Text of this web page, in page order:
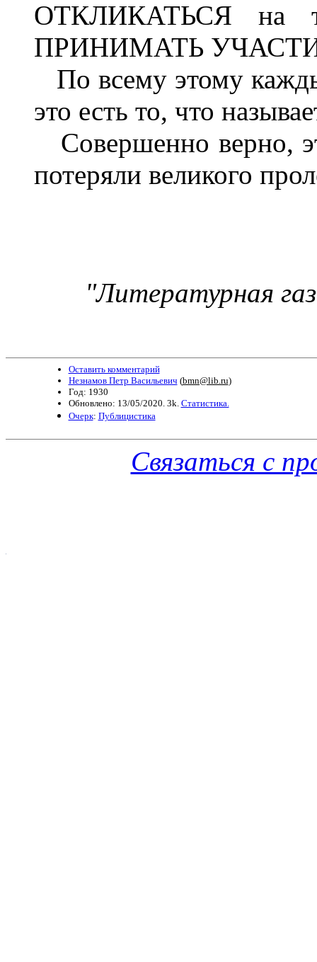
ОТКЛИКАТЬСЯ на
ПРИНИМАТЬ УЧАСТИЕ
По всему этому
это есть то, что
Совершенно верно,
потеряли великого
"Литературная
Оставить комментарий
Незнамов Петр Васильевич (bmn@lib.ru)
Год: 1930
Обновлено: 13/05/2020. 3k. Статистика.
Очерк: Публицистика
Связаться с